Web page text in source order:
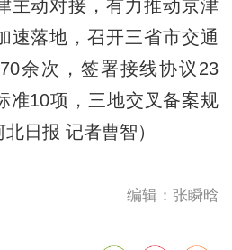
主动对接，有力推动京津
速落地，召开三省市交通
余次，签署接线协议23
准10项，三地交叉备案规
日报 记者曹智）
编辑：张瞬晗